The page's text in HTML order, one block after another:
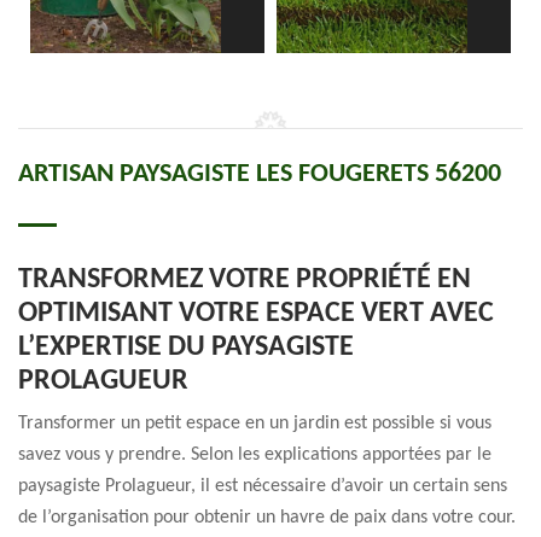
ARTISAN PAYSAGISTE LES FOUGERETS 56200
TRANSFORMEZ VOTRE PROPRIÉTÉ EN
OPTIMISANT VOTRE ESPACE VERT AVEC
L’EXPERTISE DU PAYSAGISTE
PROLAGUEUR
Transformer un petit espace en un jardin est possible si vous
savez vous y prendre. Selon les explications apportées par le
paysagiste Prolagueur, il est nécessaire d’avoir un certain sens
de l’organisation pour obtenir un havre de paix dans votre cour.